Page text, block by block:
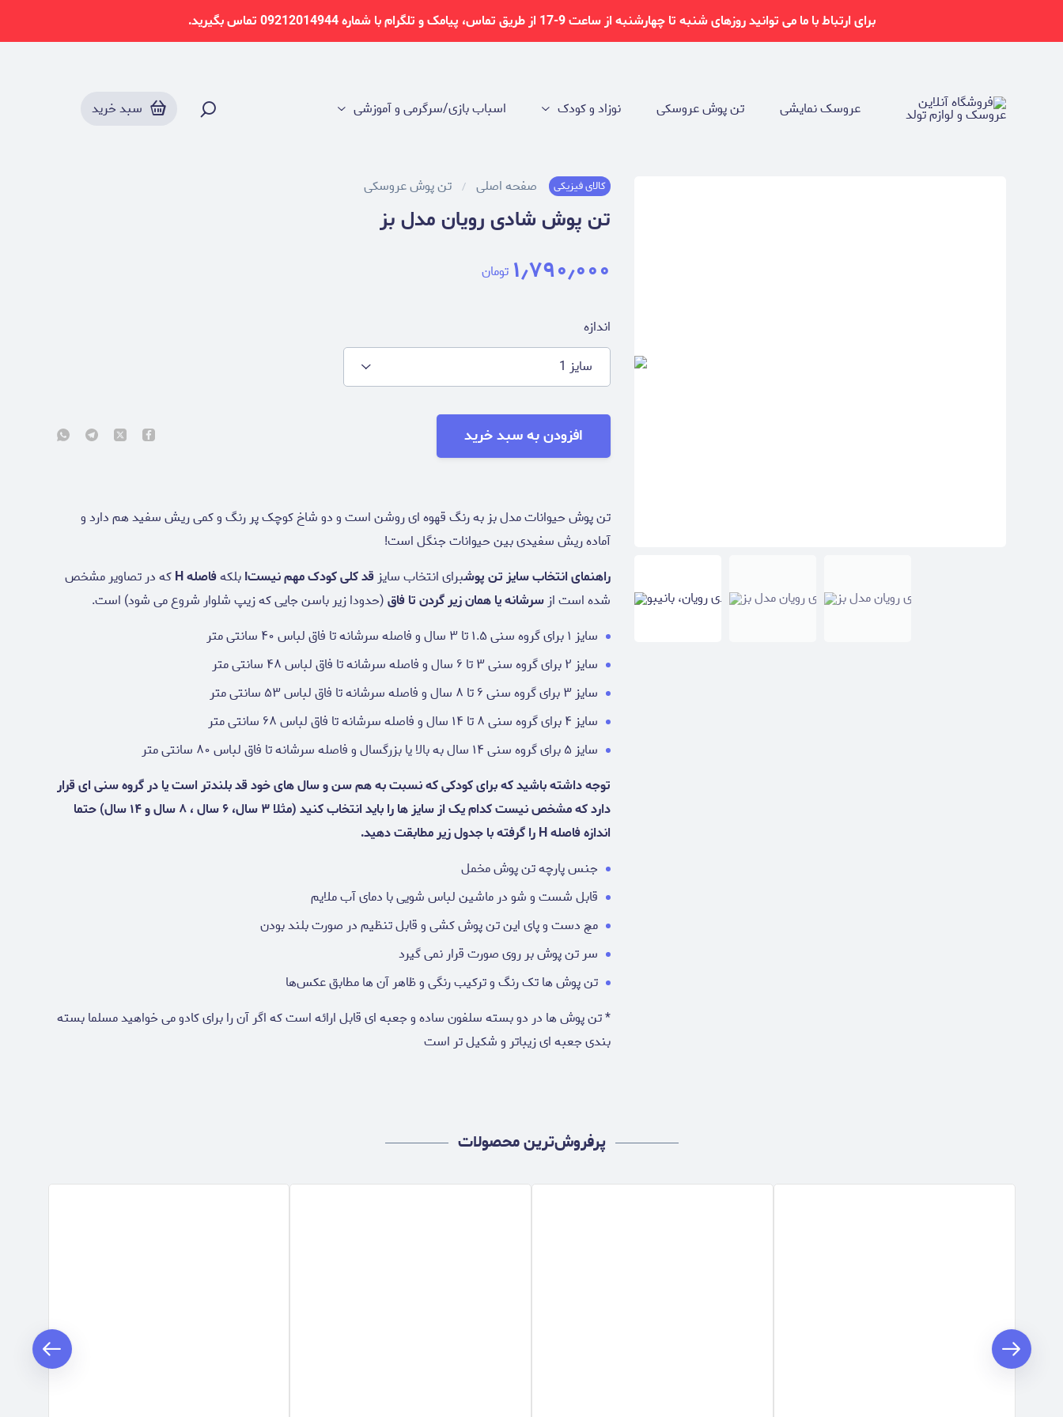
برای ارتباط با ما می توانید روزهای شنبه تا چهارشنبه از ساعت 9-17 از طریق تماس، پیامک و تلگرام با شماره 09212014944 تماس بگیرید.
عروسک نمایشی تن پوش عروسکی نوزاد و کودک اسباب بازی/سرگرمی و آموزشی سبد خرید
کالای فیزیکی صفحه اصلی تن پوش عروسکی
تن پوش شادی رویان مدل بز
۱٫۷۹۰٫۰۰۰ تومان
اندازه
سایز 1
افزودن به سبد خرید
تن پوش حیوانات مدل بز به رنگ قهوه ای روشن است و دو شاخ کوچک پر رنگ و کمی ریش سفید هم دارد و
آماده ریش سفیدی بین حیوانات جنگل است!
راهنمای انتخاب سایز تن پوشبرای انتخاب سایز قد کلی کودک مهم نیست!بلکهفاصله H
که در تصاویر مشخص
شده است از سرشانه یا همان زیر گردن تا فاق(حدودا زیر باسن جایی که زیپ شلوار شروع می شود) است.
سایز ۱ برای گروه سنی ۱.۵ تا ۳ سال و فاصله سرشانه تا فاق لباس ۴۰ سانتی متر
سایز ۲ برای گروه سنی ۳ تا ۶ سال و فاصله سرشانه تا فاق لباس ۴۸ سانتی متر
سایز ۳ برای گروه سنی ۶ تا ۸ سال و فاصله سرشانه تا فاق لباس ۵۳ سانتی متر
سایز ۴ برای گروه سنی ۸ تا ۱۴ سال و فاصله سرشانه تا فاق لباس ۶۸ سانتی متر
سایز ۵ برای گروه سنی ۱۴ سال به بالا یا بزرگسال و فاصله سرشانه تا فاق لباس ۸۰ سانتی متر
توجه داشته باشید که برای کودکی که نسبت به هم سن و سال های خود قد بلندتر است یا در گروه سنی ای قرار
دارد که مشخص نیست کدام یک از سایز ها را باید انتخاب کنید (مثلا ۳ سال، ۶ سال ، ۸ سال و ۱۴ سال) حتما
اندازه فاصله H را گرفته با جدول زیر مطابقت دهید.
جنس پارچه تن پوش مخمل
قابل شست و شو در ماشین لباس شویی با دمای آب ملایم
مچ دست و پای این تن پوش کشی و قابل تنظیم در صورت بلند بودن
سر تن پوش بر روی صورت قرار نمی گیرد
تن پوش ها تک رنگ و ترکیب رنگی و ظاهر آن ها مطابق عکس‌ها
* تن پوش ها در دو بسته سلفون ساده و جعبه ای قابل ارائه است که اگر آن را برای کادو می خواهید مسلما بسته
بندی جعبه ای زیباتر و شکیل تر است
پرفروش‌ترین محصولات